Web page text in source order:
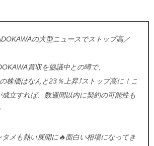
の大型ニュースでストップ高／
買収を協議中との噂で、
株価はなんと23％上昇⤴️ストップ高に！こ
立すれば、数週間以内に契約の可能性も
タメも熱い展開に🔥面白い相場になってき